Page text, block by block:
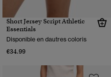
Short Jersey Script Athletic
Essentials
Disponible en dautres coloris
€34.99